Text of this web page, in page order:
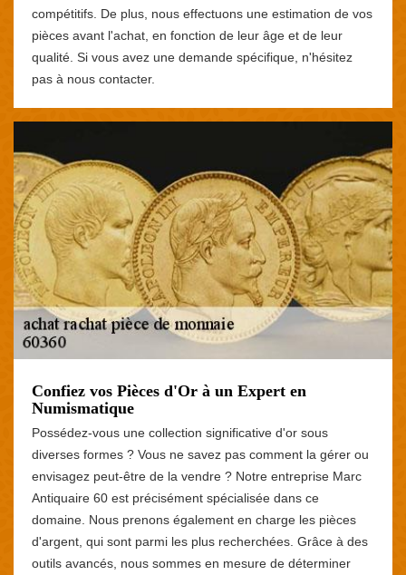
compétitifs. De plus, nous effectuons une estimation de vos
pièces avant l'achat, en fonction de leur âge et de leur
qualité. Si vous avez une demande spécifique, n'hésitez
pas à nous contacter.
Confiez vos Pièces d'Or à un Expert en
Numismatique
Possédez-vous une collection significative d'or sous
diverses formes ? Vous ne savez pas comment la gérer ou
envisagez peut-être de la vendre ? Notre entreprise Marc
Antiquaire 60 est précisément spécialisée dans ce
domaine. Nous prenons également en charge les pièces
d'argent, qui sont parmi les plus recherchées. Grâce à des
outils avancés, nous sommes en mesure de déterminer